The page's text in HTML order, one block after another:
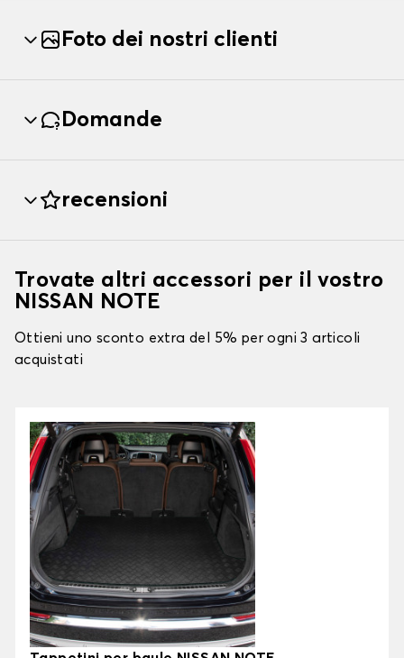
Foto dei nostri clienti
Domande
recensioni
Trovate altri accessori per il vostro
NISSAN NOTE
Ottieni uno sconto extra del 5% per ogni 3 articoli
acquistati